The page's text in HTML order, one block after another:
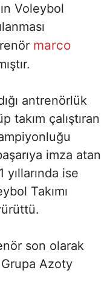
Voleybol
marco
antrenörlük
takım çalıştıran
imza atan
ise
Takımı
son olarak
Grupa Azoty